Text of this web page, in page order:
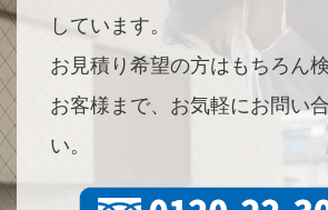
しています。
お見積り希望の方はもちろん
お客様まで、お気軽にお問い
い。